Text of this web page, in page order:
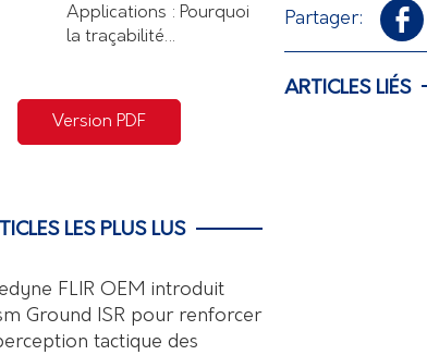
Partager:
ARTICLES LIÉS
Applications : Pourquoi
la traçabilité…
Version PDF
LES PLUS LUS
FLIR OEM introduit
Ground ISR pour renforcer
tactique des